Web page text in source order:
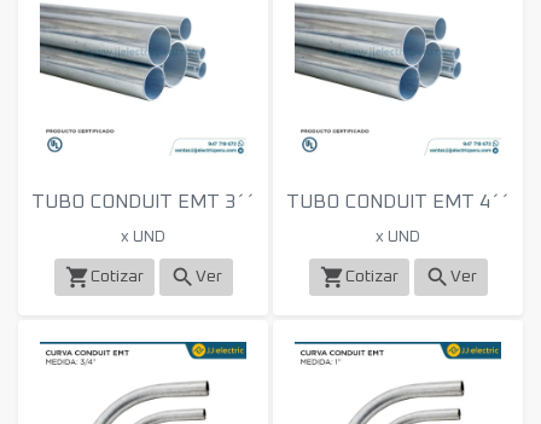
TUBO CONDUIT EMT 3´´
x UND
shopping_cart Cotizar search Ver
TUBO CONDUIT EMT 4´´
x UND
shopping_cart Cotizar search Ver